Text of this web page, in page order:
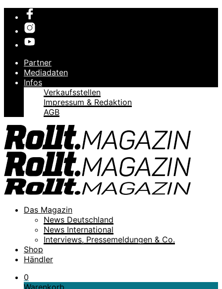
Partner
Mediadaten
Infos
Verkaufsstellen
Impressum & Redaktion
AGB
Das Magazin
News Deutschland
News International
Interviews, Pressemeldungen & Co.
Shop
Händler
0
Warenkorb